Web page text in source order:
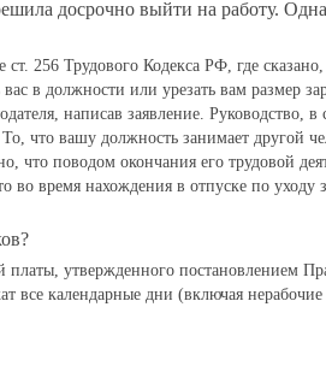
досрочно выйти на работу.
256 Трудового Кодекса РФ, где
в должности или урезать вам размер
написав заявление. Руководство,
вашу должность занимает другой
поводом окончания его трудовой
во время нахождения в отпуске по
утвержденного постановлением
все календарные дни (включая